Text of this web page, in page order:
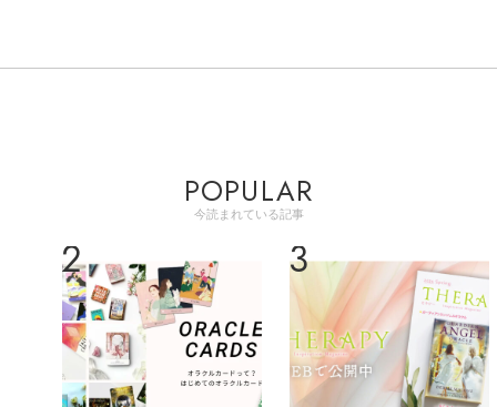
POPULAR
今読まれている記事
4